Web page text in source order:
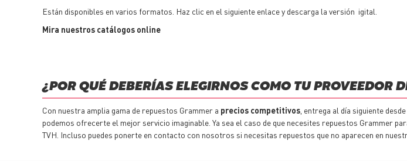
Están disponibles en varios formatos. Haz clic en el siguiente enlace y descarga la versión igital.
Mira nuestros catálogos online
¿POR QUÉ DEBERÍAS ELEGIRNOS COMO TU PROVEEDOR
Con nuestra amplia gama de repuestos Grammer a precios competitivos , entrega al día siguiente
podemos ofrecerte el mejor servicio imaginable. Ya sea el caso de que necesites repuestos Grammer
TVH. Incluso puedes ponerte en contacto con nosotros si necesitas repuestos que no aparecen en